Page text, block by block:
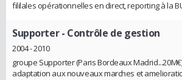
fililales opérationnelles en direct, reporting à la
Supporter- Contrôle de gestion
2004 - 2010
groupe Supporter (Paris Bordeaux
adaptation aux nouveaux marches et